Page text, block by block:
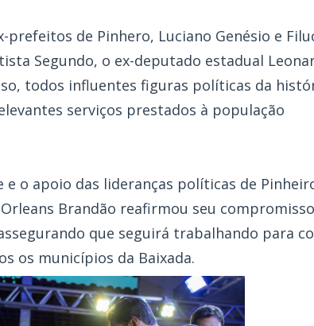
de Pinhero, Luciano Genésio e
Segundo, o ex-deputado estadual
todos influentes figuras políticas da
serviços prestados à população
o apoio das lideranças políticas de
Brandão reafirmou seu
que seguirá trabalhando para
os municípios da Baixada.